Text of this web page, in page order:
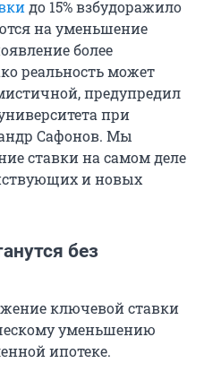
до 15% взбудоражило
на уменьшение
более
реальность может
предупредил
при
Сафонов. Мы
ставки на самом деле
и новых
без
ключевой ставки
уменьшению
ипотеке.